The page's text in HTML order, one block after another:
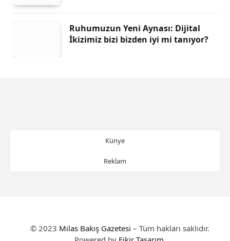
Ruhumuzun Yeni Aynası: Dijital
İkizimiz bizi bizden iyi mi tanıyor?
Künye
Reklam
© 2023 Milas Bakış Gazetesi – Tüm hakları saklıdır.